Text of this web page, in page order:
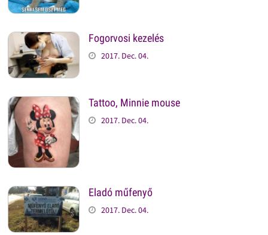
Fogorvosi kezelés
2017. Dec. 04.
Tattoo, Minnie mouse
2017. Dec. 04.
Eladó műfenyő
2017. Dec. 04.